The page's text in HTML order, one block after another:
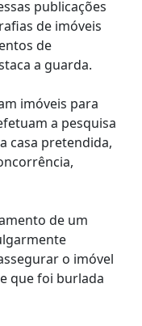
publicações
de imóveis
de
a guarda.
imóveis para
a pesquisa
casa pretendida,
de um
o imóvel
que foi burlada